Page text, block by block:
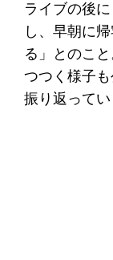
ライブの後
し、早朝に
る」とのこ
つつく様子
振り返ってい